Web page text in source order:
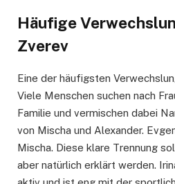
Häufige
Zverev
Eine der häufigsten
Viele Menschen suchen nach
Familie und vermischen dabei
von Mischa und Alexander.
Mischa. Diese klare Trennung
aber natürlich erklärt werden.